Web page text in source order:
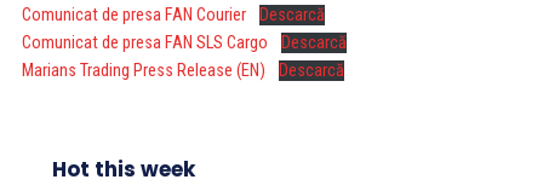
Comunicat de presa FAN Courier
Descarcă
Comunicat de presa FAN SLS Cargo
Descarcă
Marians Trading Press Release (EN)
Descarcă
Hot this week